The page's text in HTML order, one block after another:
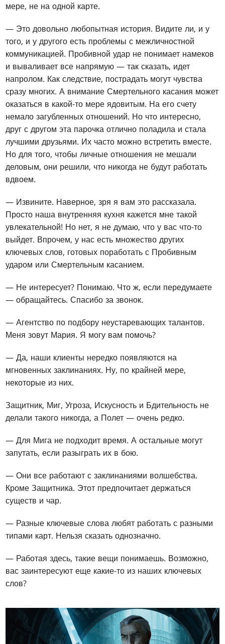
мере, не на одной карте.
— Это довольно любопытная история. Видите ли, и у
того, и у другого есть проблемы с межличностной
коммуникацией. Пробивной удар не понимает намеков
и вываливает все напрямую — так сказать, идет
напролом. Как следствие, пострадать могут чувства
сразу многих. А внимание Смертельного касания может
оказаться в какой-то мере ядовитым. На его счету
немало загубленных отношений. Но что интересно,
друг с другом эта парочка отлично поладила и стала
лучшими друзьями. Их часто можно встретить вместе.
Но для того, чтобы личные отношения не мешали
деловым, они решили, что никогда не будут работать
вдвоем.
— Извините. Наверное, зря я вам это рассказала.
Просто наша внутренняя кухня кажется мне такой
увлекательной! Но нет, я не думаю, что у вас что-то
выйдет. Впрочем, у нас есть множество других
ключевых слов, готовых поработать с Пробивным
ударом или Смертельным касанием.
— Не интересует? Понимаю. Что ж, если передумаете
— обращайтесь. Спасибо за звонок.
— Агентство по подбору неустаревающих талантов.
Меня зовут Мария. Я могу вам помочь?
— Да, наши клиенты нередко появляются на
мгновенных заклинаниях. Ну, по крайней мере,
некоторые из них.
Защитник, Миг, Угроза, Искусность и Бдительность не
делали такого никогда, а Полет — очень редко.
— Для Мига не подходит время. А остальные могут
запутать, если разыграть их в бою.
— Они все работают с заклинаниями волшебства.
Кроме Защитника. Этот предпочитает держаться
существ и чар.
— Разные ключевые слова любят работать с разными
типами карт. Нельзя сказать однозначно.
— Работая здесь, такие вещи понимаешь. Возможно,
вас заинтересуют еще какие-то из наших ключевых
слов?